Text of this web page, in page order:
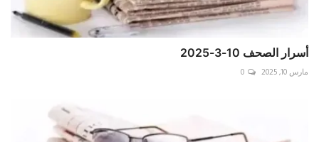
أسرار الصحف 10-3-2025
مارس 10, 2025 0